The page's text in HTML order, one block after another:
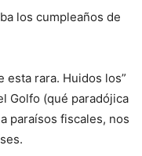
los cumpleaños de
esta rara. Huidos los”
Golfo (qué paradójica
paraísos fiscales, nos